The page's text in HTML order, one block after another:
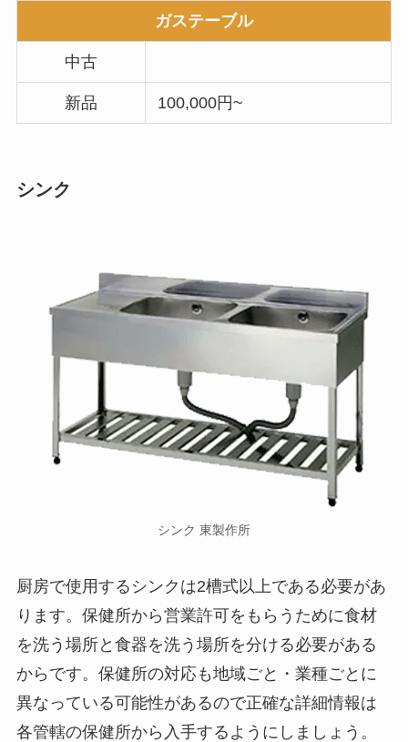
ガステーブル
中古
新品 100,000円~
シンク
シンク 東製作所
厨房で使用するシンクは2槽式以上である必要があ
ります。保健所から営業許可をもらうために食材
を洗う場所と食器を洗う場所を分ける必要がある
からです。保健所の対応も地域ごと・業種ごとに
異なっている可能性があるので正確な詳細情報は
各管轄の保健所から入手するようにしましょう。